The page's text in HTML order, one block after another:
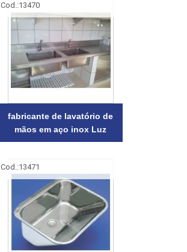
Cod.:13470
fabricante de lavatório de
mãos em aço inox Luz
Cod.:13471